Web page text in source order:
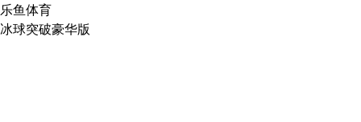
乐鱼体育
冰球突破豪华版